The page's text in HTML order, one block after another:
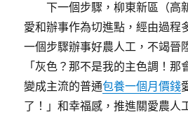
下一個步驟，柳東新區（高
愛和辦事作為切進點，經由過程
一個步驟辦事好農人工，不竭晉
「灰色？那不是我的主色調！
變成主流的普通包養一個月價錢
了！」和幸福感，推進關愛農人